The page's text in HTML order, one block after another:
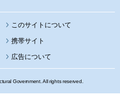
このサイトについて
携帯サイト
広告について
Government. All rights reserved.